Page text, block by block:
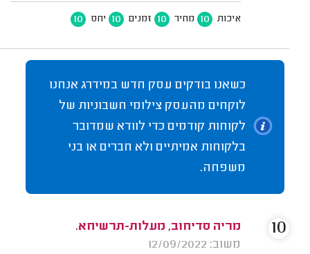
איכות 10 מחיר 10 זמנים 10 יחס 10
כשאנו בודקים עסק חדש במידרג אנחנו
לוקחים מהעסק צילומי חשבוניות של
לקוחות קודמים כדי לוודא שמדובר
בלקוחות אמיתיים ולא חברים או בני
משפחה.
מריה סדיחוב, מעלות-תרשיחא.
משוב: 12/09/2022
10